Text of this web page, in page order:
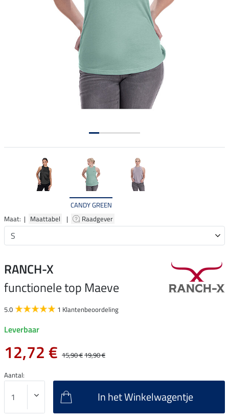
CANDY GREEN
Maat: | Maattabel | Raadgever
RANCH-X
functionele top Maeve
5.0 1 Klantenbeoordeling
Leverbaar
12,72 € 15,90 €19,90 €
Aantal:
In het Winkelwagentje